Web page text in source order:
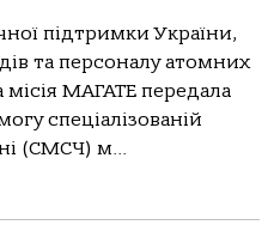
підтримки України,
та персоналу атомних
МАГАТЕ передала
спеціалізованій
(СМСЧ) м...